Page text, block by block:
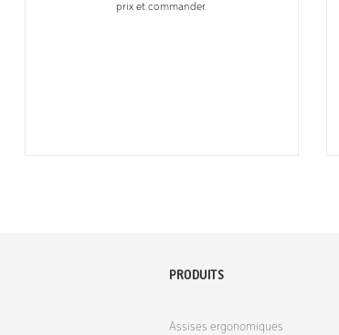
prix et commander.
PRODUITS
Assises ergonomiques